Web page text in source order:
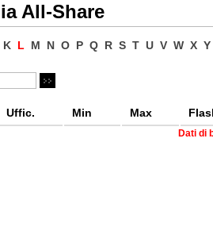
All-Share
K L M N O P Q R S T U V W X Y
Uffic. Min Max
Dati di